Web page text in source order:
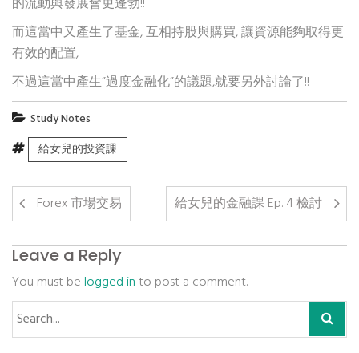
而這當中又產生了基金, 互相持股與購買, 讓資源能夠取得更
有效的配置,
不過這當中產生”過度金融化”的議題,就要另外討論了!!
Study Notes
給女兒的投資課
Forex 市場交易 給女兒的金融課 Ep. 4 檢討
Leave a Reply
You must belogged into post a comment.